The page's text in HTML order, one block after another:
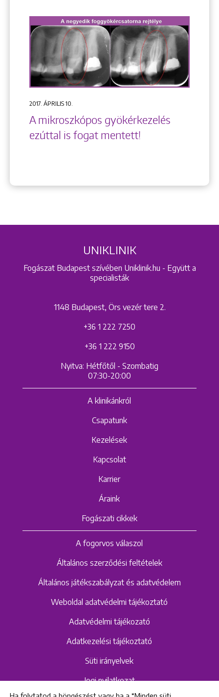
2017. ÁPRILIS 10.
A mikroszkópos gyökérkezelés
ezúttal is fogat mentett!
UNIKLINIK
Fogászat Budapest szívében Uniklinik.hu - Együtt a
specialisták
1148 Budapest, Örs vezér tere 2.
+36 1 222 7250
+36 1 222 9150
Nyitva: Hétfőtől - Szombatig
07:30-20:00
A klinikánkról
Csapatunk
Kezelések
Kapcsolat
Karrier
Áraink
Fogászati cikkek
A fogorvos válaszol
Általános szerződési feltételek
Általános játékszabályzat és adatvédelem
Weboldal adatvédelmi tájékoztató
Adatvédelmi tájékozató
Adatkezelési tájékoztató
Süti irányelvek
Jogi nyilatkozat